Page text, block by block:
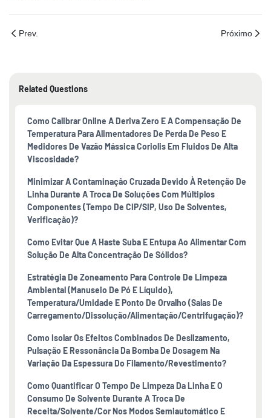
Prev. Próximo
Related Questions
Como Calibrar Online A Deriva Zero E A Compensação De
Temperatura Para Alimentadores De Perda De Peso E
Medidores De Vazão Mássica Coriolis Em Fluidos De Alta
Viscosidade?
Minimizar A Contaminação Cruzada Devido À Retenção De
Linha Durante A Troca De Soluções Com Múltiplos
Componentes (tempo De CIP/SIP, Uso De Solventes,
Verificação)?
Como Evitar Que A Haste Suba E Entupa Ao Alimentar Com
Solução De Alta Concentração De Sólidos?
Estratégia De Zoneamento Para Controle De Limpeza
Ambiental (manuseio De Pó E Líquido),
Temperatura/umidade E Ponto De Orvalho (salas De
Carregamento/dissolução/alimentação/centrifugação)?
Como Isolar Os Efeitos Combinados De Deslizamento,
Pulsação E Ressonância Da Bomba De Dosagem Na
Variação Da Espessura Do Filamento/revestimento?
Como Quantificar O Tempo De Limpeza Da Linha E O
Consumo De Solvente Durante A Troca De
Receita/solvente/cor Nos Modos Semiautomático E